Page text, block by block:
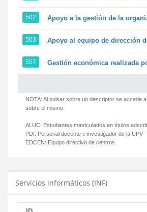
502 Apoyo a la gestión de la
503 Apoyo al equipo de dirección
557 Gestión económica realizada
NOTA: Al pulsar sobre un descriptor se accede
sobre el mismo.
ALUC: Estudiantes matriculados en títulos
PDI: Personal docente e investigador de la UPV
EDCEN: Equipo directivo de centros
Servicios informáticos (INF)